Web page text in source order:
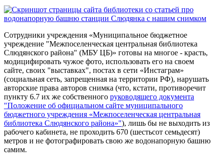
Сотрудники учреждения «Муниципальное бюджетное
учреждение "Межпоселенческая центральная библиотека
Слюдянского района" (МБУ ЦБ)» готовы на многое - красть,
модицифировать чужое фото, использовать его на своем
сайте, своих "выставках", постах в сети «Инстаграм»
(социальная сеть, запрещенная на территории РФ), нарушать
авторские права авторов снимка (что, кстати, противоречит
пункту 6.7 их же собственного руководящего документа
"Положение об официальном сайте муниципального
бюджетного учреждения «Межпоселенческая центральная
библиотека Слюдянского района»"), лишь бы не выходить из
рабочего кабинета, не проходить 670 (шестьсот семьдесят)
метров и не фотографировать свою же водонапорную башню
самим.